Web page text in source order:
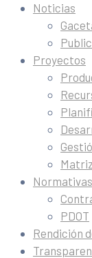
Noticias
Proyectos
Normativas
PDOT
Rendición